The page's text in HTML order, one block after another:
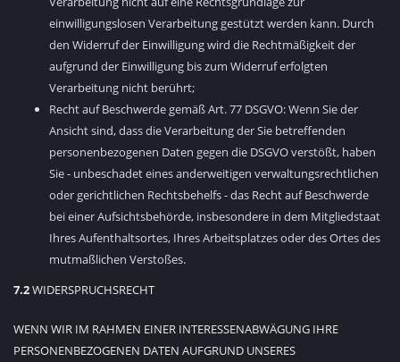
einwilligungslosen Verarbeitung gestützt werden kann. Durch
den Widerruf der Einwilligung wird die Rechtmäßigkeit der
aufgrund der Einwilligung bis zum Widerruf erfolgten
Verarbeitung nicht berührt;
Recht auf Beschwerde gemäß Art. 77 DSGVO: Wenn Sie der
Ansicht sind, dass die Verarbeitung der Sie betreffenden
personenbezogenen Daten gegen die DSGVO verstößt, haben
Sie - unbeschadet eines anderweitigen verwaltungsrechtlichen
oder gerichtlichen Rechtsbehelfs - das Recht auf Beschwerde
bei einer Aufsichtsbehörde, insbesondere in dem Mitgliedstaat
Ihres Aufenthaltsortes, Ihres Arbeitsplatzes oder des Ortes des
mutmaßlichen Verstoßes.
7.2WIDERSPRUCHSRECHT
WENN WIR IM RAHMEN EINER INTERESSENABWÄGUNG IHRE
PERSONENBEZOGENEN DATEN AUFGRUND UNSERES